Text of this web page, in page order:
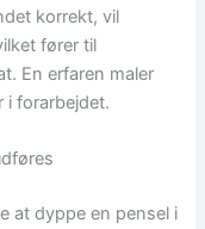
korrekt, vil
fører til
En erfaren maler
i forarbejdet.
at dyppe en pensel i